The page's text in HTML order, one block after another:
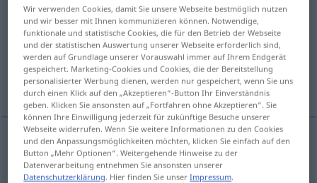
contiguo [kɔnˈtigŭo]adj
Übersicht aller Übersetzungen
(Für mehr Details die Übersetzung anklicken/antippen)
anstoßend, angrenzend
anstoßend,angrenzend(an ACUS ) contiguo
Wir verwenden Cookies, damit Sie unsere Webseite bestmöglich nutzen
und wir besser mit Ihnen kommunizieren können. Notwendige,
funktionale und statistische Cookies, die für den Betrieb der Webseite
und der statistischen Auswertung unserer Webseite erforderlich sind,
werden auf Grundlage unserer Vorauswahl immer auf Ihrem Endgerät
gespeichert. Marketing-Cookies und Cookies, die der Bereitstellung
personalisierter Werbung dienen, werden nur gespeichert, wenn Sie uns
durch einen Klick auf den „Akzeptieren“-Button Ihr Einverständnis
geben. Klicken Sie ansonsten auf „Fortfahren ohne Akzeptieren“. Sie
können Ihre Einwilligung jederzeit für zukünftige Besuche unserer
Webseite widerrufen. Wenn Sie weitere Informationen zu den Cookies
und den Anpassungsmöglichkeiten möchten, klicken Sie einfach auf den
Button „Mehr Optionen“. Weitergehende Hinweise zu der
Datenverarbeitung entnehmen Sie ansonsten unserer
Datenschutzerklärung. Hier finden Sie unserImpressum.